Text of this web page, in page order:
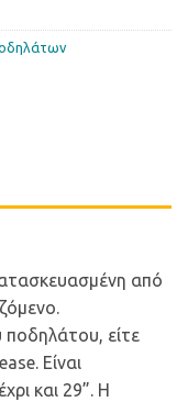
από
είτε
Είναι
και 29”. Η